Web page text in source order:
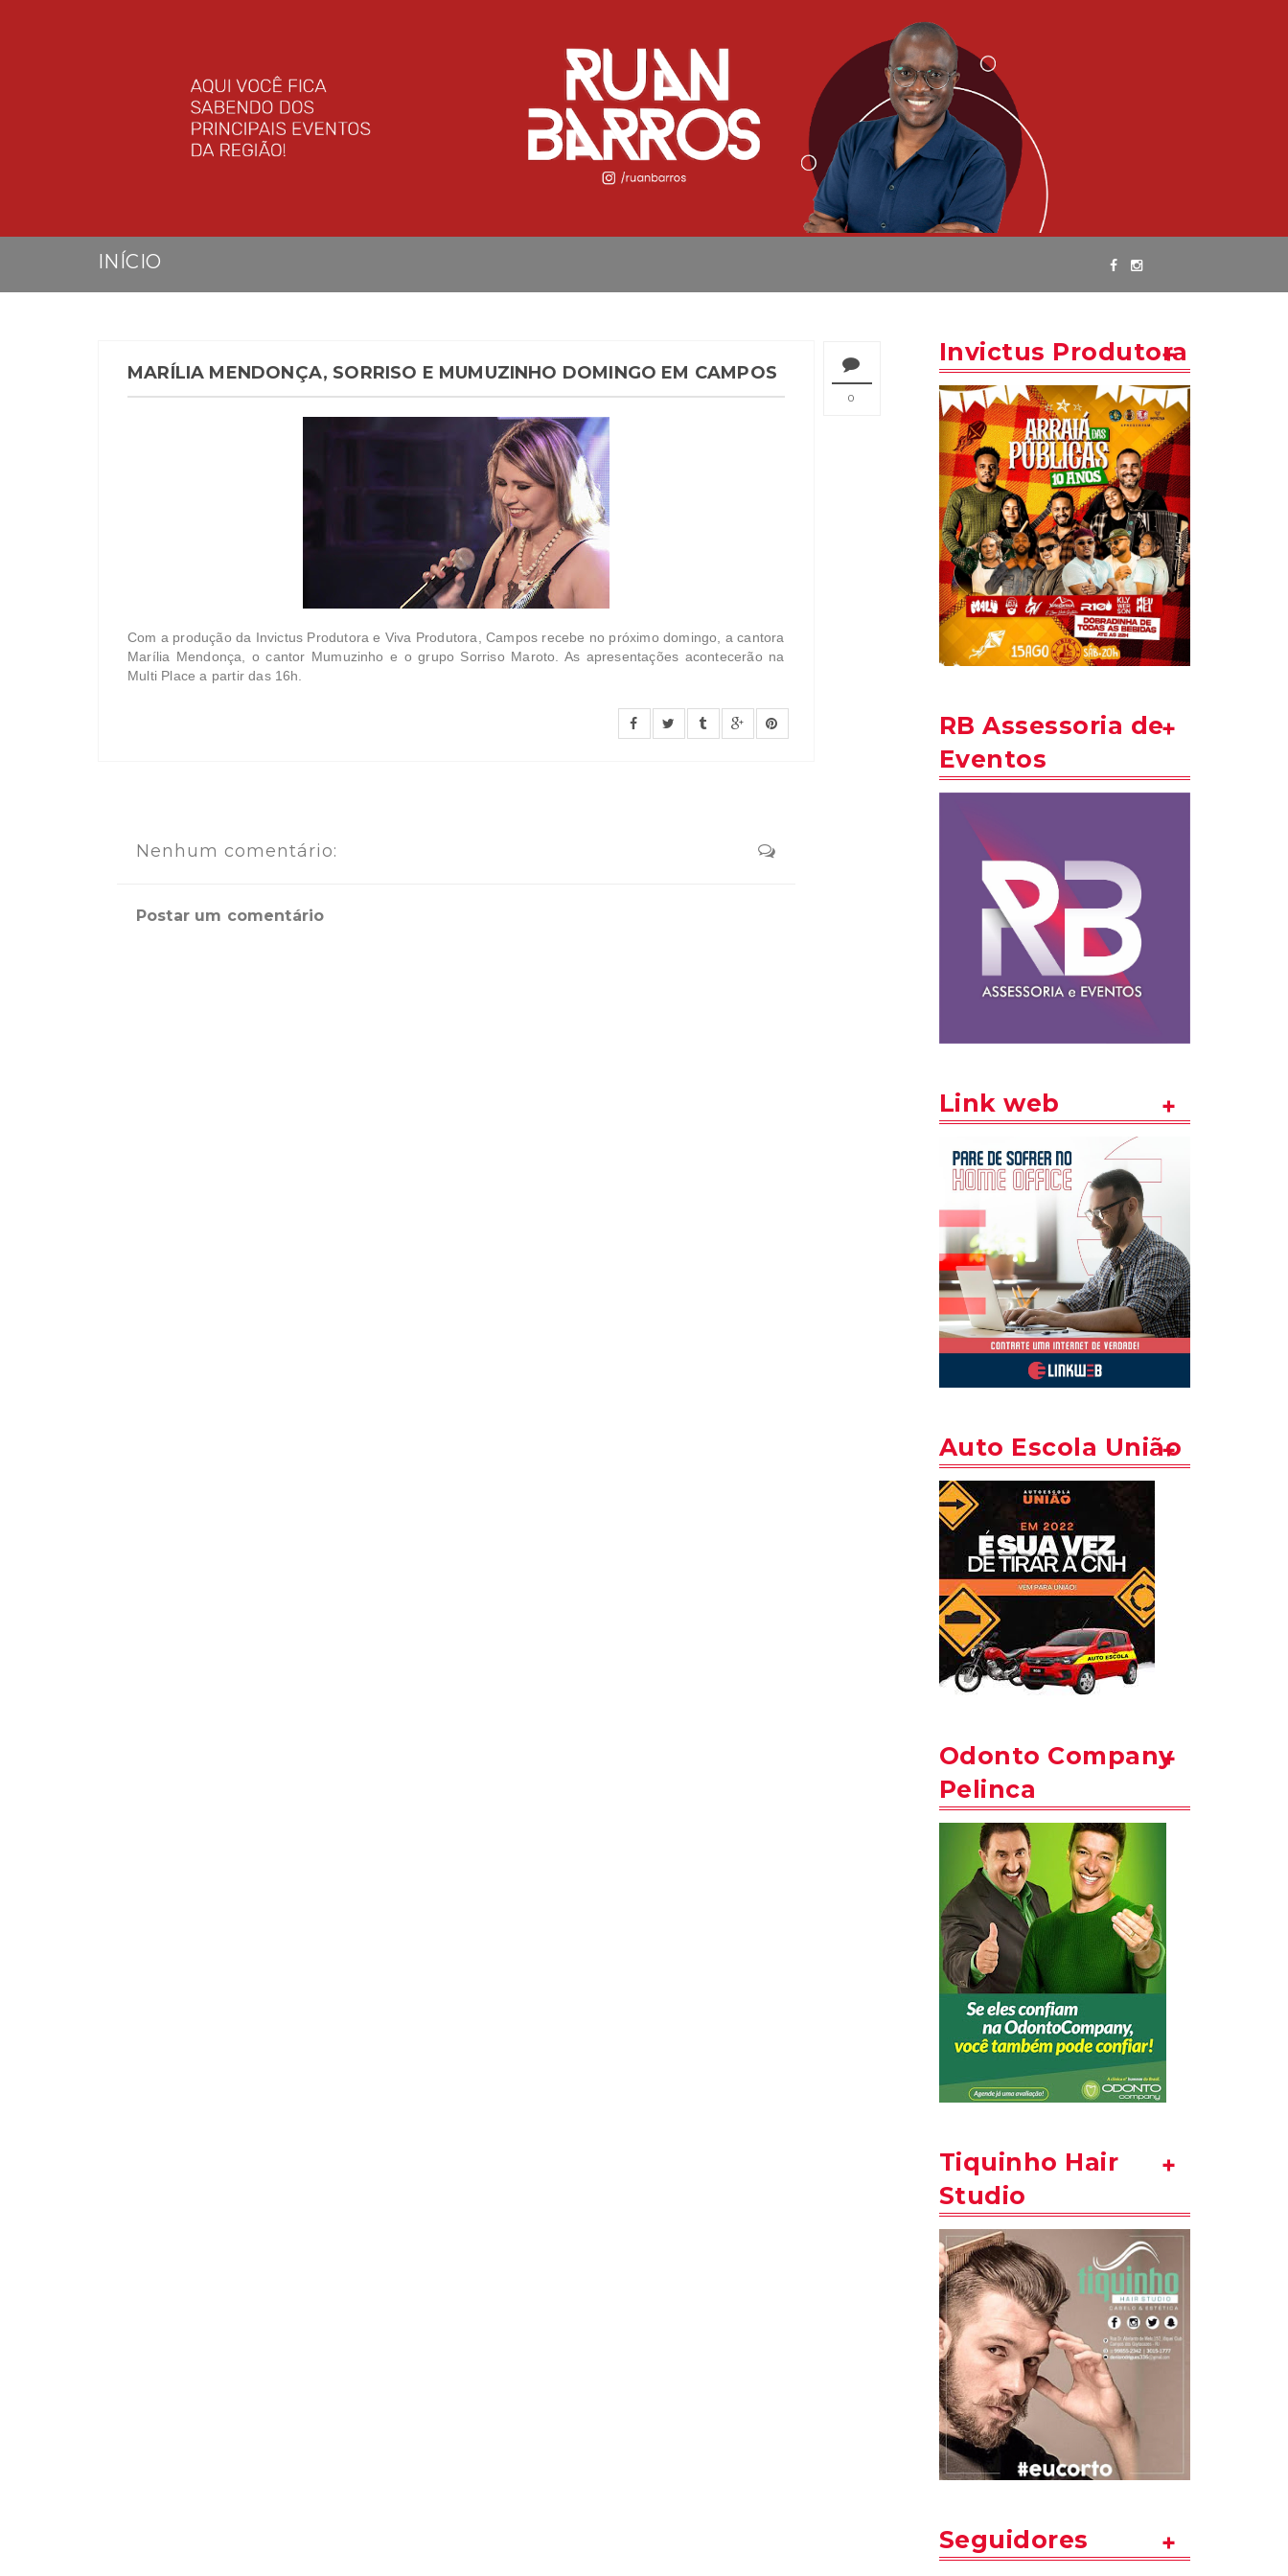
INÍCIO
0
MARÍLIA MENDONÇA, SORRISO E MUMUZINHO DOMINGO EM CAMPOS
Com a produção da Invictus Produtora e Viva Produtora, Campos recebe no próximo domingo, a cantora
Marília Mendonça, o cantor Mumuzinho e o grupo Sorriso Maroto. As apresentações acontecerão na
Multi Place a partir das 16h.
Nenhum comentário:
Postar um comentário
Invictus Produtora
RB Assessoria de
Eventos
Link web
Auto Escola União
Odonto Company
Pelinca
Tiquinho Hair
Studio
Seguidores